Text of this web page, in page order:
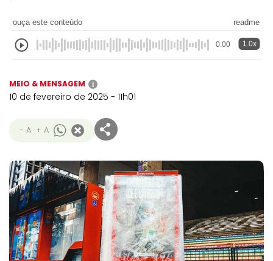
ouça este conteúdo readme
0:00 1.0x
MEIO & MENSAGEM i
10 de fevereiro de 2025 - 11h01
- A + A